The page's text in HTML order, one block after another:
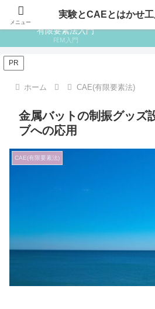
はじめての設計
有限要素法入門
FEM入門
PR
ホーム CAE(有限要素法)
金属バットの制振グッズ
ブへの応用
CAE(有限要素法)
メニュー
実験とCAEとはかせ